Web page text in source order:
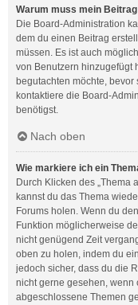
Warum muss mein
Die Board-Administration
dem du einen Beitrag
müssen. Es ist auch
von Benutzern hinzugefügt
begutachten möchte,
kontaktiere die Board-
benötigst.
Nach oben
Wie markiere ich ein
Durch Klicken des „Thema
kannst du das Thema
Forums holen. Wenn du
Funktion möglicherweise
nicht genügend Zeit
oben zu holen, indem du
jedoch sicher, dass du die
nicht gerne gesehen, wenn
abgeschlossene Themen